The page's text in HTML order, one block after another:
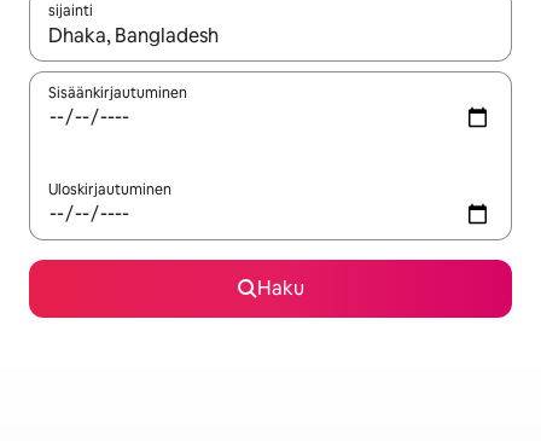
sijainti
Kun tulokset ovat saatavilla, navigoi ylös- ja alas-
Sisäänkirjautuminen
Uloskirjautuminen
Haku